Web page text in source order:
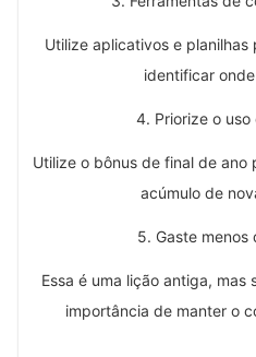
Utilize aplicativos e
identificar
4. Priorize o uso
Utilize o bônus de final de
acúmulo de
5. Gaste menos
Essa é uma lição antiga,
importância de manter o